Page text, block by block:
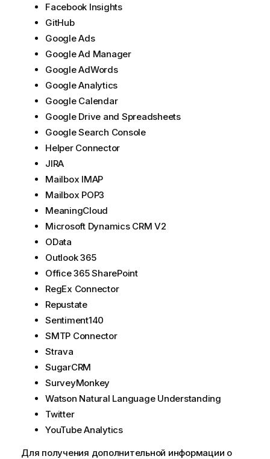
Facebook Insights
GitHub
Google Ads
Google Ad Manager
Google AdWords
Google Analytics
Google Calendar
Google Drive and Spreadsheets
Google Search Console
Helper Connector
JIRA
Mailbox IMAP
Mailbox POP3
MeaningCloud
Microsoft Dynamics CRM V2
OData
Outlook 365
Office 365 SharePoint
RegEx Connector
Repustate
Sentiment140
SMTP Connector
Strava
SugarCRM
SurveyMonkey
Watson Natural Language Understanding
Twitter
YouTube Analytics
Для получения дополнительной информации о